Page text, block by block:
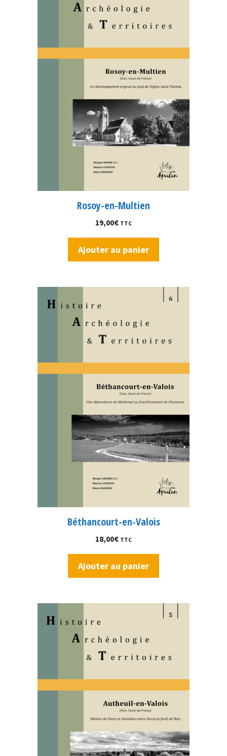
Rosoy-en-Multien
19,00€ TTC
Ajouter au panier
Béthancourt-en-Valois
18,00€ TTC
Ajouter au panier